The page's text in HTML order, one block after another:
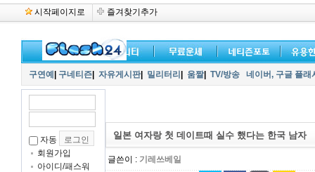
시작페이지로 즐겨찾기추가
구연예 구네티즌 자유게시판| 밀리터리 움짤| TV/방송 네이버, 구글 플
자동
회원가입
아이디/패스워
일본 여자랑 첫 데이트때 실수 했다는 한국 남자
글쓴이 : 기레쓰베일